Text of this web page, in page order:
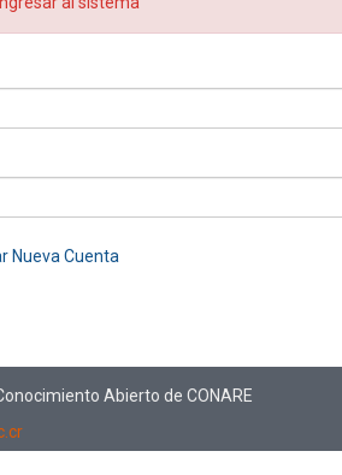
Nueva Cuenta
Abierto de CONARE